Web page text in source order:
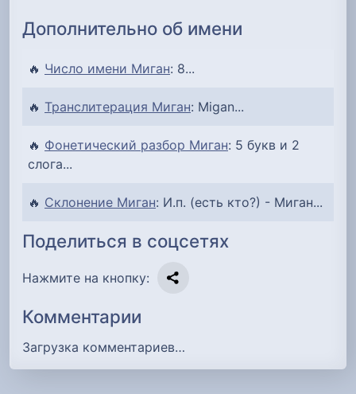
Дополнительно об имени
🔥 Число имени Миган: 8...
🔥 Транслитерация Миган: Migan...
🔥 Фонетический разбор Миган: 5 букв и 2
слога...
🔥 Склонение Миган: И.п. (есть кто?) - Миган...
Поделиться в соцсетях
Нажмите на кнопку:
Комментарии
Загрузка комментариев…